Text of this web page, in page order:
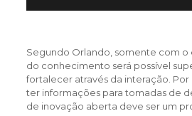
Segundo Orlando, somente com
do conhecimento será possível
fortalecer através da interação.
ter informações para tomadas de
de inovação aberta deve ser um